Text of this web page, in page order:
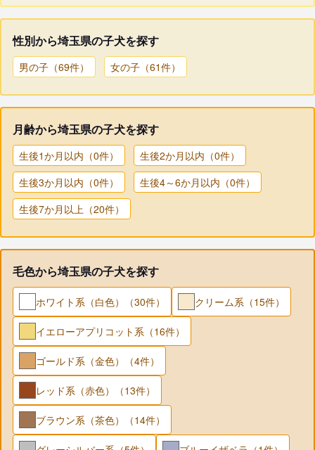
性別から埼玉県の子犬を探す
男の子（69件） 女の子（61件）
月齢から埼玉県の子犬を探す
生後1か月以内（0件）
生後2か月以内（0件）
生後3か月以内（0件）
生後4～6か月以内（0件）
生後7か月以上（20件）
毛色から埼玉県の子犬を探す
ホワイト系（白色）（30件） クリーム系（15件）
イエローアプリコット系（16件）
ゴールド系（金色）（4件）
レッド系（赤色）（13件）
ブラウン系（茶色）（14件）